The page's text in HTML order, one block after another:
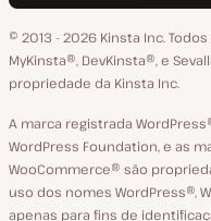
o
idioma
© 2013 - 2026 Kinsta Inc.
MyKinsta®‚ DevKinsta®‚ e
propriedade da Kinsta Inc.
A marca registrada
WordPress Foundation, e as
WooCommerce® são
uso dos nomes WordPress®,
apenas para fins de